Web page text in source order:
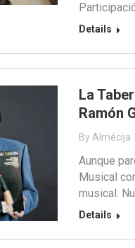
Details
La
Ramón
By Almécija
Aunque
Musical
musical.
Details